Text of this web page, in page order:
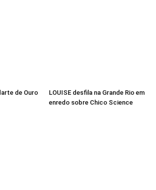
de Ouro
LOUISE desfila na Grande Rio em
enredo sobre Chico Science